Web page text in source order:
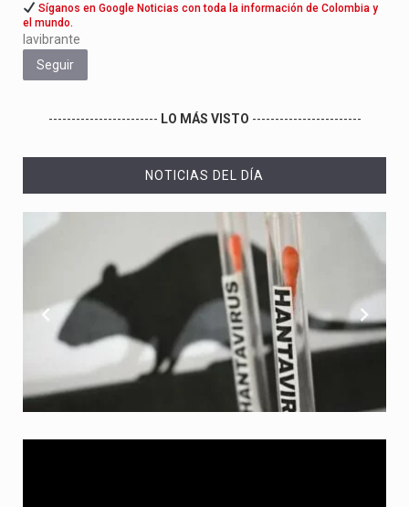
Síganos en Google Noticias con toda la información de Colombia y
el mundo.
lavibrante
Seguir
------------------------ LO MÁS VISTO ------------------------
NOTICIAS DEL DÍA